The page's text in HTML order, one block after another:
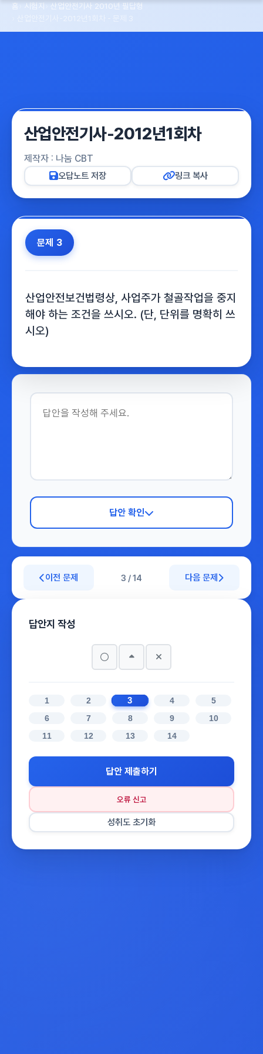
홈 시험지
산업안전기사 2010년 필답형
산업안전기사-2012년1회차
제작자 : 나눔 CBT
오답노트 저장 링크 복사
문제 3
산업안전보건법령상, 사업주가 철골작업을 중지
해야 하는 조건을 쓰시오. (단, 단위를 명확히 쓰
시오)
답안 확인
이전 문제 3 / 14 다음 문제
답안지 작성
1 2 3 4
5
6
7 8 9
10
11
12 13 14
답안 제출하기
오류 신고
성취도 초기화